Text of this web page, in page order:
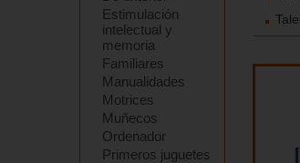
Estimulación
intelectual y
memoria
Familiares
Manualidades
Motrices
Muñecos
Ordenador
Primeros juguetes